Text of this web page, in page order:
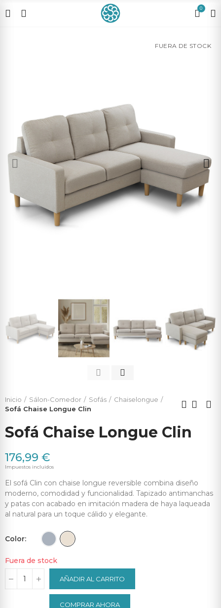
0
FUERA DE STOCK
Inicio Sálon-Comedor Sofás
Chaiselongue
Sofá Chaise Longue Clin
Sofá Chaise Longue Clin
176,99 €
Impuestos incluidos
El sofá Clin con chaise longue reversible combina diseño
moderno, comodidad y funcionalidad. Tapizado antimanchas
y patas con acabado en imitación madera de haya laqueada
al natural para un toque cálido y elegante.
Color
Fuera de stock
AÑADIR AL CARRITO
COMPRAR AHORA